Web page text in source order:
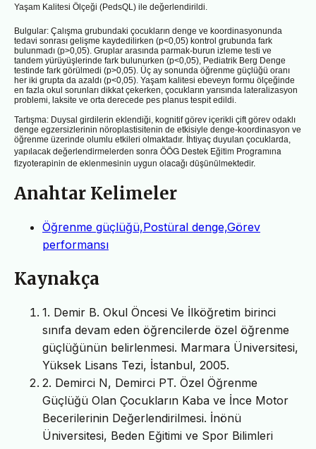
Yaşam Kalitesi Ölçeği (PedsQL) ile değerlendirildi.
Bulgular: Çalışma grubundaki çocukların denge ve koordinasyonunda
tedavi sonrası gelişme kaydedilirken (p<0,05) kontrol grubunda fark
bulunmadı (p>0,05). Gruplar arasında parmak-burun izleme testi ve
tandem yürüyüşlerinde fark bulunurken (p<0,05), Pediatrik Berg Denge
testinde fark görülmedi (p>0,05). Üç ay sonunda öğrenme güçlüğü oranı
her iki grupta da azaldı (p<0,05). Yaşam kalitesi ebeveyn formu ölçeğinde
en fazla okul sorunları dikkat çekerken, çocukların yarısında lateralizasyon
problemi, laksite ve orta derecede pes planus tespit edildi.
Tartışma: Duysal girdilerin eklendiği, kognitif görev içerikli çift görev odaklı
denge egzersizlerinin nöroplastisitenin de etkisiyle denge-koordinasyon ve
öğrenme üzerinde olumlu etkileri olmaktadır. İhtiyaç duyulan çocuklarda,
yapılacak değerlendirmelerden sonra ÖÖG Destek Eğitim Programına
fizyoterapinin de eklenmesinin uygun olacağı düşünülmektedir.
Anahtar Kelimeler
Öğrenme güçlüğü,Postüral denge,Görev
performansı
Kaynakça
1. Demir B. Okul Öncesi Ve İlköğretim birinci
sınıfa devam eden öğrencilerde özel öğrenme
güçlüğünün belirlenmesi. Marmara Üniversitesi,
Yüksek Lisans Tezi, İstanbul, 2005.
2. Demirci N, Demirci PT. Özel Öğrenme
Güçlüğü Olan Çocukların Kaba ve İnce Motor
Becerilerinin Değerlendirilmesi. İnönü
Üniversitesi, Beden Eğitimi ve Spor Bilimleri